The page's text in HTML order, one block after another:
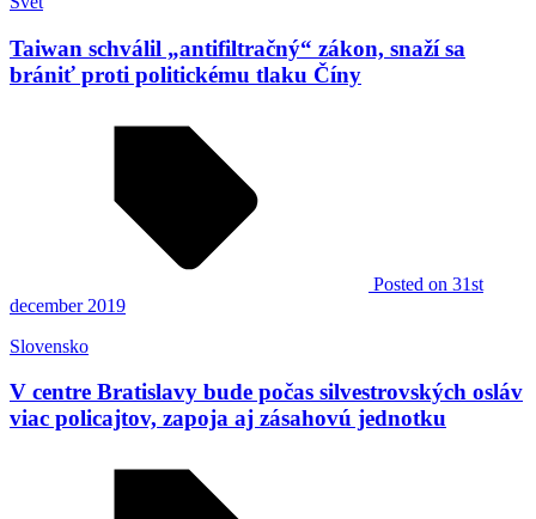
Taiwan schválil „antifiltračný“ zákon, snaží sa
brániť proti politickému tlaku Číny
Posted on 31st
december 2019
Slovensko
V centre Bratislavy bude počas silvestrovských osláv
viac policajtov, zapoja aj zásahovú jednotku